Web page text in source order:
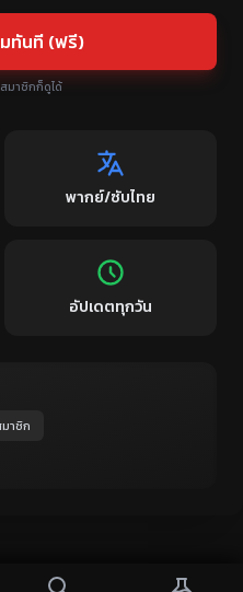
ทันที (ฟรี)
มาชิกก็ดูได้
พากย์/ซับไทย
อัปเดตทุกวัน
าชิก